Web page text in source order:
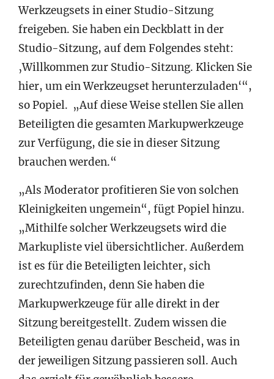
Werkzeugsets in einer Studio-Sitzung
freigeben. Sie haben ein Deckblatt in der
Studio-Sitzung, auf dem Folgendes steht:
‚Willkommen zur Studio-Sitzung. Klicken Sie
hier, um ein Werkzeugset herunterzuladen‘“,
so Popiel. „Auf diese Weise stellen Sie allen
Beteiligten die gesamten Markupwerkzeuge
zur Verfügung, die sie in dieser Sitzung
brauchen werden.“
„Als Moderator profitieren Sie von solchen
Kleinigkeiten ungemein“, fügt Popiel hinzu.
„Mithilfe solcher Werkzeugsets wird die
Markupliste viel übersichtlicher. Außerdem
ist es für die Beteiligten leichter, sich
zurechtzufinden, denn Sie haben die
Markupwerkzeuge für alle direkt in der
Sitzung bereitgestellt. Zudem wissen die
Beteiligten genau darüber Bescheid, was in
der jeweiligen Sitzung passieren soll. Auch